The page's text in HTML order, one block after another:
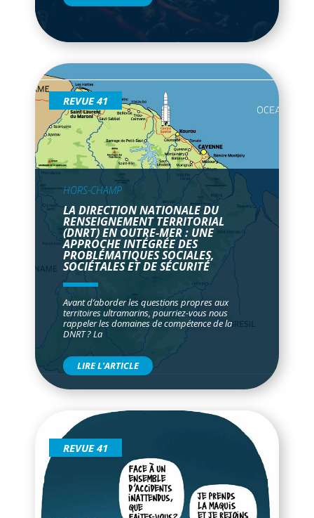
REVUE 41
HORS-CHAMP
LA DIRECTION NATIONALE DU
RENSEIGNEMENT TERRITORIAL
(DNRT) EN OUTRE-MER : UNE
APPROCHE INTÉGRÉE DES
PROBLÉMATIQUES SOCIALES,
SOCIÉTALES ET DE SÉCURITÉ
Avant d’aborder les questions propres aux
territoires ultramarins, pourriez-vous nous
rappeler les domaines de compétence de la
DNRT ? La
LIRE L'ARTICLE
REVUE 41